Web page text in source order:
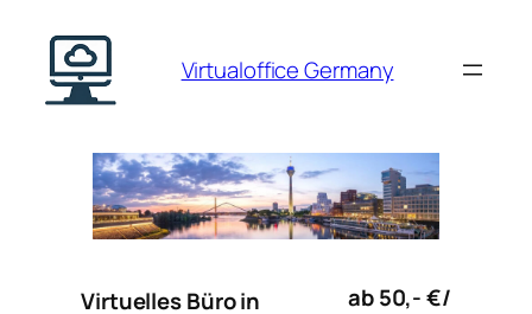
Inhalt
springen
Virtualoffice Germany
Virtuelles Büro in
ab 50,- €/